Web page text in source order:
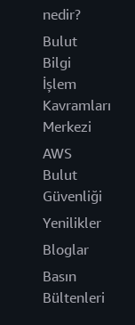
nedir?
Bulut
Bilgi
İşlem
Kavramları
Merkezi
AWS
Bulut
Güvenliği
Yenilikler
Bloglar
Basın
Bültenleri